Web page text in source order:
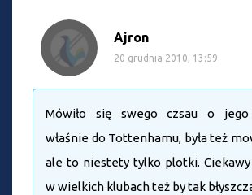
Ajron
20 grudnia 2010, 13:59
Mówiło się swego czsau o
właśnie do Tottenhamu, była też
ale to niestety tylko plotki.
w wielkich klubach też by tak